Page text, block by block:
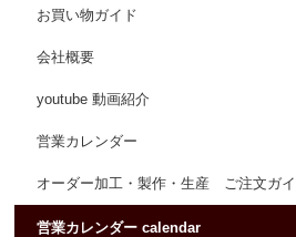
お買い物ガイド
会社概要
youtube 動画紹介
営業カレンダー
オーダー加工・製作・生産 ご注文ガ
営業カレンダー calendar